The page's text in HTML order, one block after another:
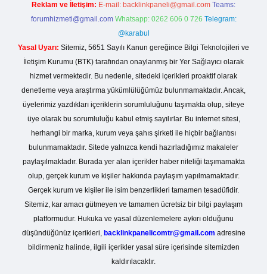
Reklam ve İletişim: E-mail: backlinkpaneli@gmail.com Teams:
forumhizmeti@gmail.com Whatsapp: 0262 606 0 726 Telegram:
@karabul
Yasal Uyarı: Sitemiz, 5651 Sayılı Kanun gereğince Bilgi Teknolojileri ve
İletişim Kurumu (BTK) tarafından onaylanmış bir Yer Sağlayıcı olarak
hizmet vermektedir. Bu nedenle, sitedeki içerikleri proaktif olarak
denetleme veya araştırma yükümlülüğümüz bulunmamaktadır. Ancak,
üyelerimiz yazdıkları içeriklerin sorumluluğunu taşımakta olup, siteye
üye olarak bu sorumluluğu kabul etmiş sayılırlar. Bu internet sitesi,
herhangi bir marka, kurum veya şahıs şirketi ile hiçbir bağlantısı
bulunmamaktadır. Sitede yalnızca kendi hazırladığımız makaleler
paylaşılmaktadır. Burada yer alan içerikler haber niteliği taşımamakta
olup, gerçek kurum ve kişiler hakkında paylaşım yapılmamaktadır.
Gerçek kurum ve kişiler ile isim benzerlikleri tamamen tesadüfidir.
Sitemiz, kar amacı gütmeyen ve tamamen ücretsiz bir bilgi paylaşım
platformudur. Hukuka ve yasal düzenlemelere aykırı olduğunu
düşündüğünüz içerikleri, backlinkpanelicomtr@gmail.com adresine
bildirmeniz halinde, ilgili içerikler yasal süre içerisinde sitemizden
kaldırılacaktır.